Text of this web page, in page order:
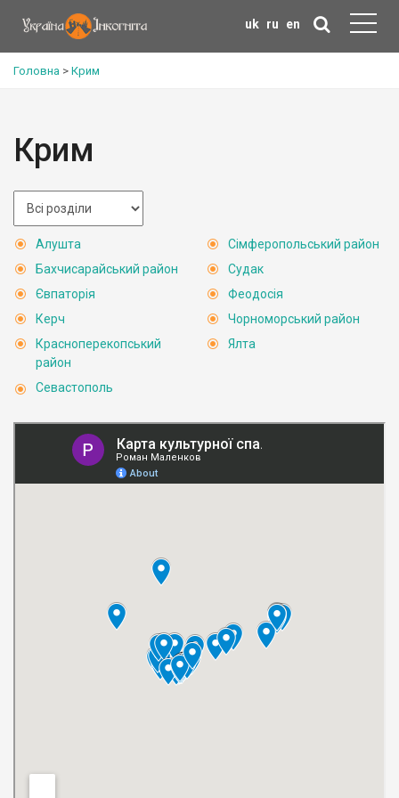
uk ru en
Головна > Крим
Крим
Алушта
Бахчисарайський район
Євпаторія
Керч
Красноперекопський
район
Севастополь
Сімферопольський район
Судак
Феодосія
Чорноморський район
Ялта